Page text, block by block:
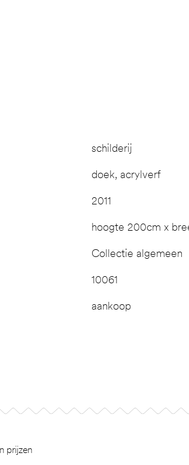
schilderij
doek, acrylverf
2011
hoogte 200cm x
Collectie algemeen
10061
aankoop
prijzen